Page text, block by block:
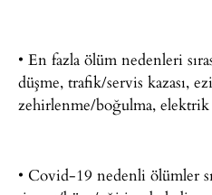
• En fazla ölüm nedenleri
düşme, trafik/servis kazası,
zehirlenme/boğulma, elektrik
• Covid-19 nedenli ölümler